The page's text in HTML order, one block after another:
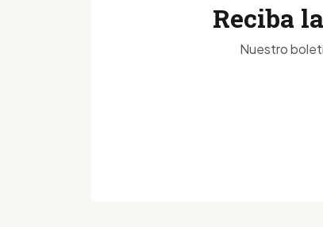
Reciba
Nuestro